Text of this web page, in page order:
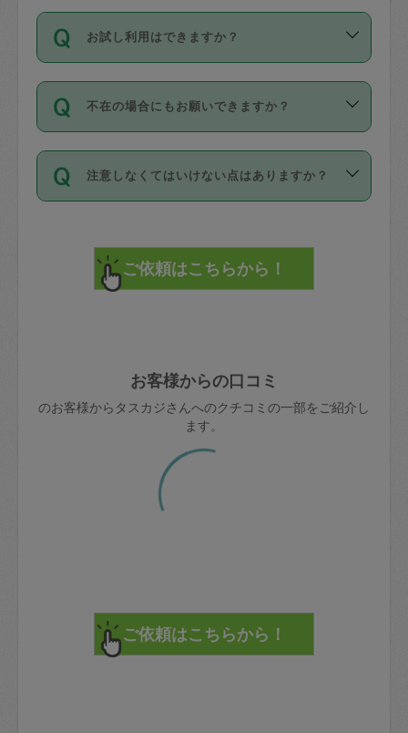
ールに記載していますので、各自の得意
を依頼してください。
※テストセンターの講評は１件目のレビュ
参考
【詳細】タスカジさんの登録に際
す。
写真を撮り、
詳細FAQ：
損害賠償保険について教えて
タスカジさんへ「募集」をかけることが
可能です。
キャンセル料には、以下の2種類がありま
す。
1. 直前キャンセル（定期、スポット契約
共通）
72時間を超える※と、以下のキャンセル
料が発生します。
直前キャンセル料：
72時間前〜24時間前＝依頼料金の50%
依頼者不在による当日キャンセル＝依頼
※例：依頼日時／土曜日午前9時開始の場
合、水曜日午前9時以降はキャンセル料が
水曜日9時〜金曜日9時まで＝依頼料金の
土曜日8時〜実施時間＝依頼金額の100%
＋交通費全額
依頼者不在による当日キャンセル＝依頼
お試し利用はできますか？
「お試し利用」というメニューはありま
せんが、「一回のみ」依頼を活用するこ
とによって、気に入ったタスカジさんを
まず、条件の合う気になるタスカジさ
みてください。
その後、一番気に入ったタスカジさんに
不在の場合にもお願いできますか？
不在の場合の作業はタスカジさんの同意
が必要です。数回の依頼ののち、タスカ
ジさんと依頼者の間で十分な信頼関係が
てください。
不在時に部屋に入るためにタスカジさん
きた場合は損害保険の対象外となるので
ご注意ください。
注意しなくてはいけない点はありますか？
で、必ず鍵のかかるロッカーや金庫に入
れて依頼者の責任の元管理するよう心掛
けてください。
あわせてこちらも参照ください：
初めて
利用します。注意しなくてはいけない点
はありますか？
お客様からの口コミ
のお客様からタスカジさんへのクチコミの一部をご紹介し
ます。